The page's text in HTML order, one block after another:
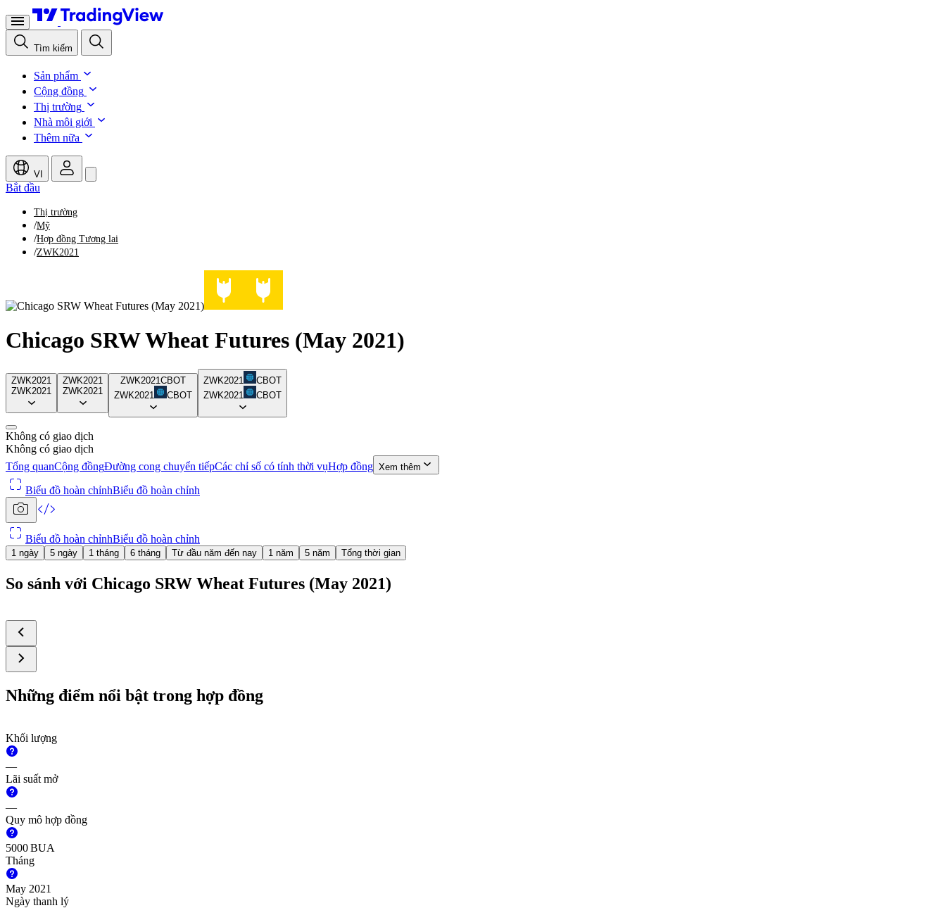
Tìm kiếm
Sản phẩm
Cộng đồng
Thị trường
Nhà môi giới
Thêm nữa
VI
Bắt đầu
Thị trường
/Mỹ
/Hợp đồng Tương lai
/ZWK2021
Chicago SRW Wheat Futures (May 2021)
ZWK2021
ZWK2021
ZWK2021
ZWK2021
ZWK2021 CBOT
ZWK2021
CBOT
ZWK2021
CBOT
ZWK2021
CBOT
Không có giao dịch
Không có giao dịch
Tổng quanCộng đồngĐường cong chuyển tiếpCác chỉ số có tính thời vụHợp đồng Xem thêm
Biểu đồ hoàn chỉnhBiểu đồ hoàn chỉnh
Biểu đồ hoàn chỉnhBiểu đồ hoàn chỉnh
1 ngày 5 ngày 1 tháng 6 tháng Từ đầu năm đến nay 1 năm 5 năm Tổng thời gian
So sánh với Chicago SRW Wheat Futures (May 2021)
Những điểm nổi bật trong hợp đồng
Khối lượng
—
Lãi suất mở
—
Quy mô hợp đồng
5000BUA
Tháng
May 2021
Ngày thanh lý